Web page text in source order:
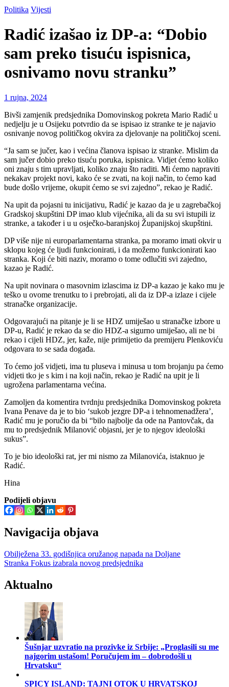
Politika Vijesti
Radić izašao iz DP-a: “Dobio
sam preko tisuću ispisnica,
osnivamo novu stranku”
1 rujna, 2024
Bivši zamjenik predsjednika Domovinskog pokreta Mario Radić u
nedjelju je u Osijeku potvrdio da se ispisao iz stranke te je najavio
osnivanje novog političkog okvira za djelovanje na političkoj sceni.
“Ja sam se jučer, kao i većina članova ispisao iz stranke. Mislim da
sam jučer dobio preko tisuću poruka, ispisnica. Vidjet ćemo koliko
oni znaju s tim upravljati, koliko znaju što raditi. Mi ćemo napraviti
nekakav projekt novi, kako će se zvati, na koji način, to ćemo kad
bude došlo vrijeme, okupit ćemo se svi zajedno”, rekao je Radić.
Na upit da pojasni tu inicijativu, Radić je kazao da je u zagrebačkoj
Gradskoj skupštini DP imao klub vijećnika, ali da su svi istupili iz
stranke, a također i u u osječko-baranjskoj Županijskoj skupštini.
DP više nije ni europarlamentarna stranka, pa moramo imati okvir u
sklopu kojeg će ljudi funkcionirati, i da možemo funkcionirati kao
stranka. Koji će biti naziv, moramo o tome odlučiti svi zajedno,
kazao je Radić.
Na upit novinara o masovnim izlascima iz DP-a kazao je kako mu je
teško u ovome trenutku to i prebrojati, ali da iz DP-a izlaze i cijele
stranačke organizacije.
Odgovarajući na pitanje je li se HDZ umiješao u stranačke izbore u
DP-u, Radić je rekao da se dio HDZ-a sigurno umiješao, ali ne bi
rekao i cijeli HDZ, jer, kaže, nije primijetio da premijeru Plenkoviću
odgovara to se sada događa.
To ćemo još vidjeti, ima tu pluseva i minusa u tom brojanju pa ćemo
vidjeti tko je s kim i na koji način, rekao je Radić na upit je li
ugrožena parlamentarna većina.
Zamoljen da komentira tvrdnju predsjednika Domovinskog pokreta
Ivana Penave da je to bio ‘sukob jezgre DP-a i tehnomenadžera’,
Radić mu je poručio da bi “bilo najbolje da ode na Pantovčak, da
mu to predsjednik Milanović objasni, jer je to njegov ideološki
sukus”.
To je bio ideološki rat, jer mi nismo za Milanovića, istaknuo je
Radić.
Hina
Podijeli objavu
Navigacija objava
Obilježena 33. godišnjica oružanog napada na Doljane
Stranka Fokus izabrala novog predsjednika
Aktualno
Šušnjar uzvratio na prozivke iz Srbije: „Proglasili su me
najgorim ustašom! Poručujem im – dobrodošli u
Hrvatsku“
SPICY ISLAND: TAJNI OTOK U HRVATSKOJ